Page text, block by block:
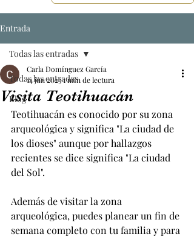
Entrada
Todas las entradas
Blog
Todas las entradas
Visita Teotihuacán
Carla Domínguez García
14 jun 20231 min de lectura
Teotihuacán es conocido por su zona
arqueológica y significa "La ciudad de
los dioses" aunque por hallazgos
recientes se dice significa "La ciudad
del Sol".
Además de visitar la zona
arqueológica, puedes planear un fin de
semana completo con tu familia y para